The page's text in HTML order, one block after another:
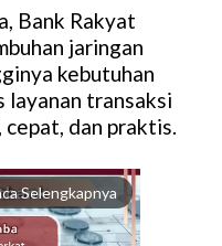
Bank Rakyat
jaringan
kebutuhan
layanan transaksi
dan praktis.
Selengkapnya